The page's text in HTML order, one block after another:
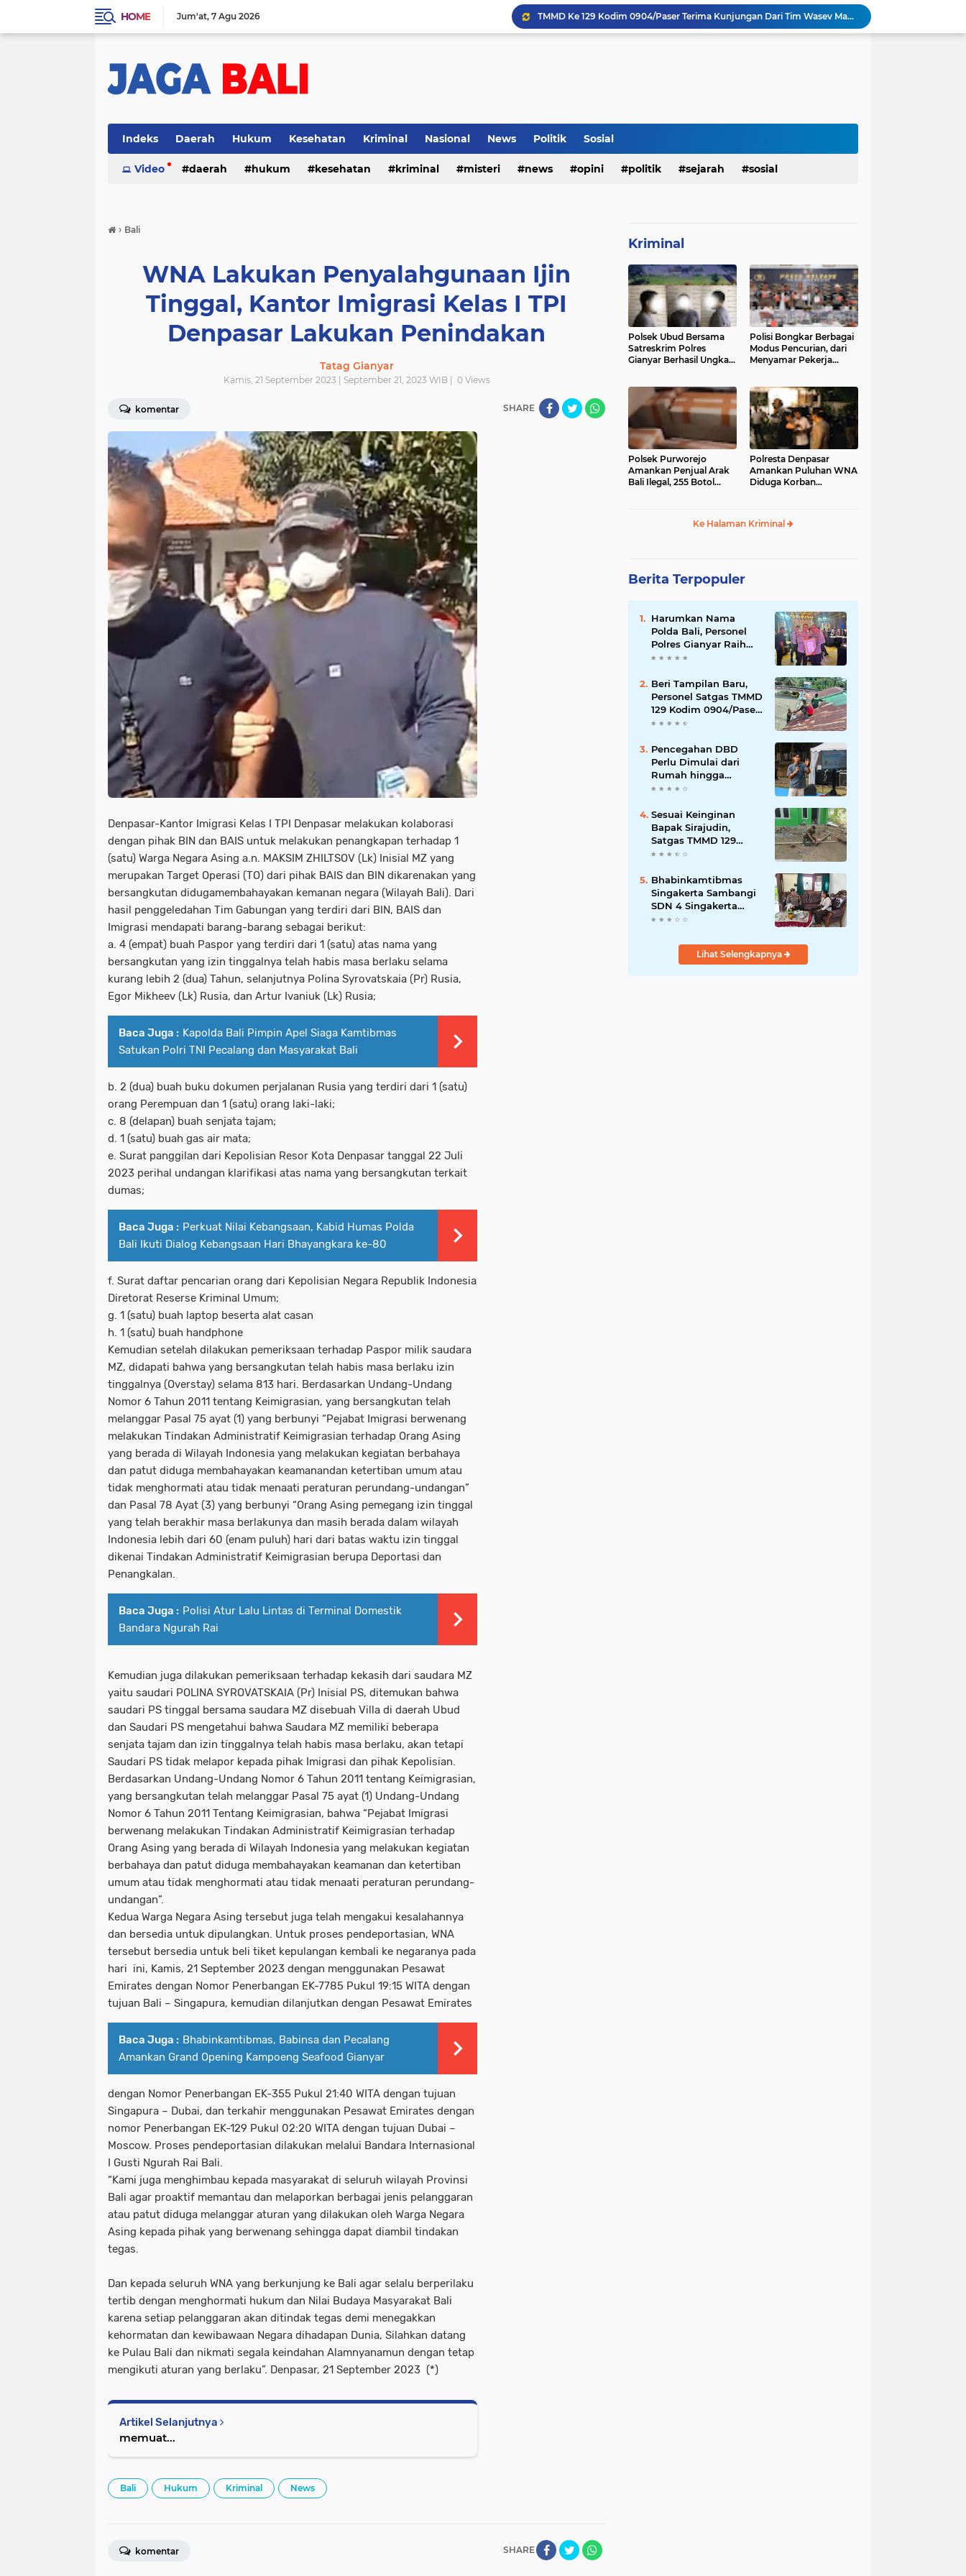
HOME Jum'at 7 Agu 2026
TMMD Ke 129 Kodim 0904/Paser Terima Kunjungan Dari Tim Wasev Mabesad
Personel Satgas TMMD 129 Kodim 0904/Paser Ciptakan Lingkungan Bersih
Rumah Bapak Sirajudin Masuk Fase Finishing Sebelum Diserahkan
Indeks Daerah Hukum Kesehatan Kriminal Nasional News Politik Sosial
Video daerah hukum kesehatan kriminal misteri news opini politik sejarah sosial
› Bali
WNA Lakukan Penyalahgunaan Ijin
Tinggal, Kantor Imigrasi Kelas I TPI
Denpasar Lakukan Penindakan
Tatag Gianyar
Kamis, 21 September 2023 | September 21, 2023 WIB | 0Views
komentar SHARE
Denpasar-Kantor Imigrasi Kelas I TPI Denpasar melakukan kolaborasi
dengan pihak BIN dan BAIS untuk melakukan penangkapan terhadap 1
(satu) Warga Negara Asing a.n. MAKSIM ZHILTSOV (Lk) Inisial MZ yang
merupakan Target Operasi (TO) dari pihak BAIS dan BIN dikarenakan yang
bersangkutan didugamembahayakan kemanan negara (Wilayah Bali). Dari
hasil penggeledahan Tim Gabungan yang terdiri dari BIN, BAIS dan
Imigrasi mendapati barang-barang sebagai berikut:
a. 4 (empat) buah Paspor yang terdiri dari 1 (satu) atas nama yang
bersangkutan yang izin tinggalnya telah habis masa berlaku selama
kurang lebih 2 (dua) Tahun, selanjutnya Polina Syrovatskaia (Pr) Rusia,
Egor Mikheev (Lk) Rusia, dan Artur Ivaniuk (Lk) Rusia;
Baca Juga : Kapolda Bali Pimpin Apel Siaga Kamtibmas
Satukan Polri TNI Pecalang dan Masyarakat Bali
b. 2 (dua) buah buku dokumen perjalanan Rusia yang terdiri dari 1 (satu)
orang Perempuan dan 1 (satu) orang laki-laki;
c. 8 (delapan) buah senjata tajam;
d. 1 (satu) buah gas air mata;
e. Surat panggilan dari Kepolisian Resor Kota Denpasar tanggal 22 Juli
2023 perihal undangan klarifikasi atas nama yang bersangkutan terkait
dumas;
Baca Juga : Perkuat Nilai Kebangsaan, Kabid Humas Polda
Bali Ikuti Dialog Kebangsaan Hari Bhayangkara ke-80
f. Surat daftar pencarian orang dari Kepolisian Negara Republik Indonesia
Diretorat Reserse Kriminal Umum;
g. 1 (satu) buah laptop beserta alat casan
h. 1 (satu) buah handphone
Kemudian setelah dilakukan pemeriksaan terhadap Paspor milik saudara
MZ, didapati bahwa yang bersangkutan telah habis masa berlaku izin
tinggalnya (Overstay) selama 813 hari. Berdasarkan Undang-Undang
Nomor 6 Tahun 2011 tentang Keimigrasian, yang bersangkutan telah
melanggar Pasal 75 ayat (1) yang berbunyi “Pejabat Imigrasi berwenang
melakukan Tindakan Administratif Keimigrasian terhadap Orang Asing
yang berada di Wilayah Indonesia yang melakukan kegiatan berbahaya
dan patut diduga membahayakan keamanandan ketertiban umum atau
tidak menghormati atau tidak menaati peraturan perundang-undangan”
dan Pasal 78 Ayat (3) yang berbunyi “Orang Asing pemegang izin tinggal
yang telah berakhir masa berlakunya dan masih berada dalam wilayah
Indonesia lebih dari 60 (enam puluh) hari dari batas waktu izin tinggal
dikenai Tindakan Administratif Keimigrasian berupa Deportasi dan
Penangkalan.
Baca Juga : Polisi Atur Lalu Lintas di Terminal Domestik
Bandara Ngurah Rai
Kemudian juga dilakukan pemeriksaan terhadap kekasih dari saudara MZ
yaitu saudari POLINA SYROVATSKAIA (Pr) Inisial PS, ditemukan bahwa
saudari PS tinggal bersama saudara MZ disebuah Villa di daerah Ubud
dan Saudari PS mengetahui bahwa Saudara MZ memiliki beberapa
senjata tajam dan izin tinggalnya telah habis masa berlaku, akan tetapi
Saudari PS tidak melapor kepada pihak Imigrasi dan pihak Kepolisian.
Berdasarkan Undang-Undang Nomor 6 Tahun 2011 tentang Keimigrasian,
yang bersangkutan telah melanggar Pasal 75 ayat (1) Undang-Undang
Nomor 6 Tahun 2011 Tentang Keimigrasian, bahwa “Pejabat Imigrasi
berwenang melakukan Tindakan Administratif Keimigrasian terhadap
Orang Asing yang berada di Wilayah Indonesia yang melakukan kegiatan
berbahaya dan patut diduga membahayakan keamanan dan ketertiban
umum atau tidak menghormati atau tidak menaati peraturan perundang-
undangan”.
Kedua Warga Negara Asing tersebut juga telah mengakui kesalahannya
dan bersedia untuk dipulangkan. Untuk proses pendeportasian, WNA
tersebut bersedia untuk beli tiket kepulangan kembali ke negaranya pada
hari ini, Kamis, 21 September 2023 dengan menggunakan Pesawat
Emirates dengan Nomor Penerbangan EK-7785 Pukul 19:15 WITA dengan
tujuan Bali – Singapura, kemudian dilanjutkan dengan Pesawat Emirates
Baca Juga : Bhabinkamtibmas, Babinsa dan Pecalang
Amankan Grand Opening Kampoeng Seafood Gianyar
dengan Nomor Penerbangan EK-355 Pukul 21:40 WITA dengan tujuan
Singapura – Dubai, dan terkahir menggunakan Pesawat Emirates dengan
nomor Penerbangan EK-129 Pukul 02:20 WITA dengan tujuan Dubai –
Moscow. Proses pendeportasian dilakukan melalui Bandara Internasional
I Gusti Ngurah Rai Bali.
“Kami juga menghimbau kepada masyarakat di seluruh wilayah Provinsi
Bali agar proaktif memantau dan melaporkan berbagai jenis pelanggaran
atau patut diduga melanggar aturan yang dilakukan oleh Warga Negara
Asing kepada pihak yang berwenang sehingga dapat diambil tindakan
tegas.
Dan kepada seluruh WNA yang berkunjung ke Bali agar selalu berperilaku
tertib dengan menghormati hukum dan Nilai Budaya Masyarakat Bali
karena setiap pelanggaran akan ditindak tegas demi menegakkan
kehormatan dan kewibawaan Negara dihadapan Dunia, Silahkan datang
ke Pulau Bali dan nikmati segala keindahan Alamnyanamun dengan tetap
mengikuti aturan yang berlaku”. Denpasar, 21 September 2023 (*)
Artikel Selanjutnya
memuat...
Bali Hukum Kriminal News
SHARE
komentar
Kriminal
Polsek Ubud Bersama
Satreskrim Polres
Gianyar Berhasil Ungkap
Polisi Bongkar Berbagai
Modus Pencurian, dari
Menyamar Pekerja
Polsek Purworejo
Amankan Penjual Arak
Bali Ilegal, 255 Botol
Polresta Denpasar
Amankan Puluhan WNA
Diduga Korban
Ke Halaman Kriminal
Berita Terpopuler
Harumkan Nama
Polda Bali, Personel
Polres Gianyar Raih
Penghargaan
Beri Tampilan Baru,
Personel Satgas TMMD
129 Kodim 0904/Paser
Cat Atap Rumah
Pencegahan DBD
Perlu Dimulai dari
Rumah hingga
Lingkungan Sekolah
Sesuai Keinginan
Bapak Sirajudin,
Satgas TMMD 129
Ubah Tampilan
Bhabinkamtibmas
Singakerta Sambangi
SDN 4 Singakerta
Edukasi Pencegahan
Lihat Selengkapnya